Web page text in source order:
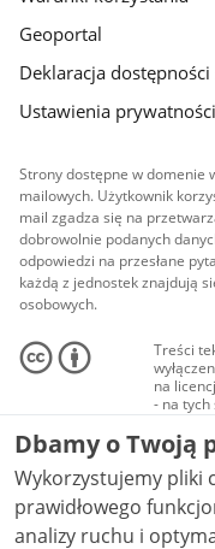
Geoportal
Deklaracja
Ustawienia prywatności
Strony dostępne w domenie
mailowych. Użytkownik
mail zgadza się na
dobrowolnie podanych
odpowiedzi na przesłane
każdą z jednostek znajdują
osobowych.
Treści
na
- na tych
audio i
Creative
NC-ND
Dbamy o Twoją
Wykorzystujemy pliki
prawidłowego
analizy ruchu i